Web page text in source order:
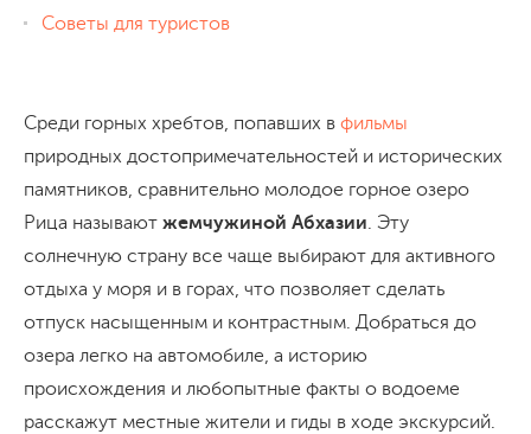
Советы для туристов
Среди горных хребтов, попавших в фильмы
природных достопримечательностей и исторических
памятников, сравнительно молодое горное озеро
Рица называют жемчужиной Абхазии. Эту
солнечную страну все чаще выбирают для активного
отдыха у моря и в горах, что позволяет сделать
отпуск насыщенным и контрастным. Добраться до
озера легко на автомобиле, а историю
происхождения и любопытные факты о водоеме
расскажут местные жители и гиды в ходе экскурсий.